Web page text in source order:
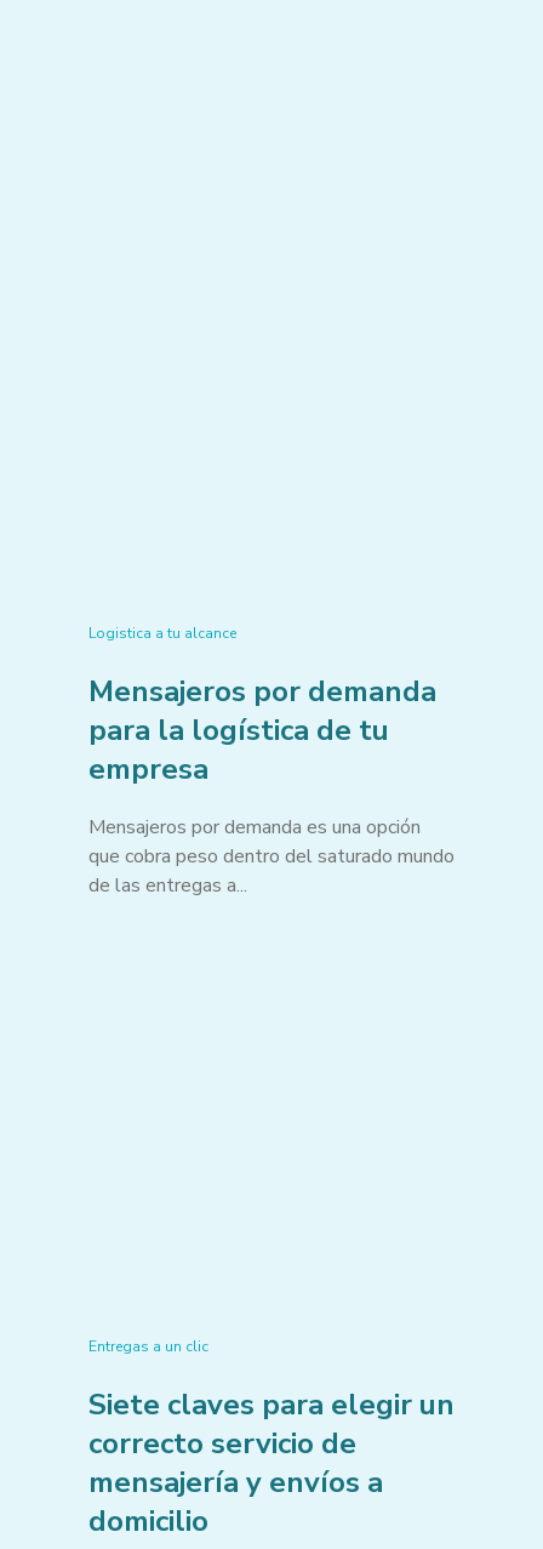
Logistica a tu alcance
Mensajeros por demanda
para la logística de tu
empresa
Mensajeros por demanda es una opción
que cobra peso dentro del saturado mundo
de las entregas a...
Entregas a un clic
Siete claves para elegir un
correcto servicio de
mensajería y envíos a
domicilio